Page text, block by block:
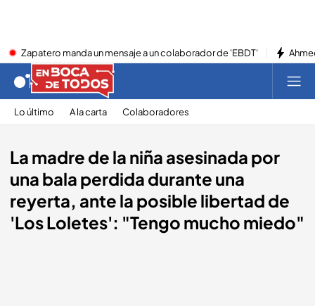
Zapatero manda un mensaje a un colaborador de 'EBDT'
Lo último A la carta Colaboradores
La madre de la niña asesinada por
una bala perdida durante una
reyerta, ante la posible libertad de
'Los Loletes': "Tengo mucho miedo"